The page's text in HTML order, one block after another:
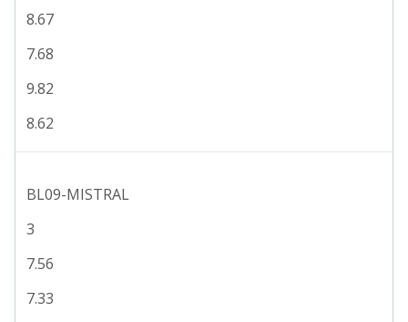
8.67
7.68
9.82
8.62
BL09-MISTRAL
3
7.56
7.33